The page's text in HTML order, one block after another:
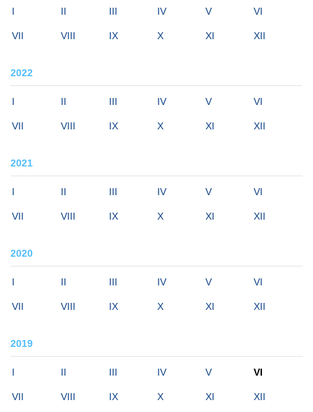
I II III IV V VI
VII VIII IX X XI XII
2022
I II III IV V VI
VII VIII IX X XI XII
2021
I II III IV V VI
VII VIII IX X XI XII
2020
I II III IV V VI
VII VIII IX X XI XII
2019
I II III IV V VI
VII VIII IX X XI XII